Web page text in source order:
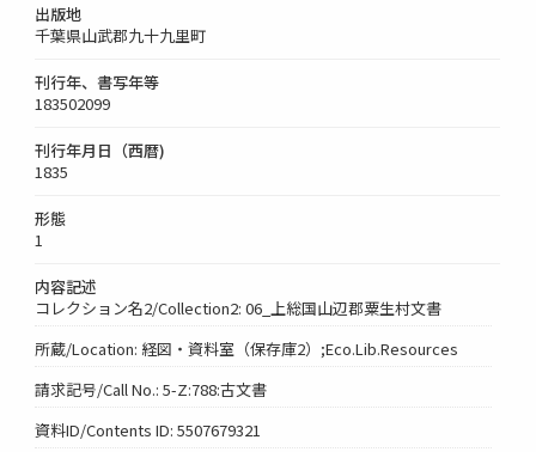
出版地
千葉県山武郡九十九里町
刊行年、書写年等
183502099
刊行年月日（西暦)
1835
形態
1
内容記述
コレクション名2/Collection2: 06_上総国山辺郡粟生村文書
所蔵/Location: 経図・資料室（保存庫2）;Eco.Lib.Resources
請求記号/Call No.: 5-Z:788:古文書
資料ID/Contents ID: 5507679321